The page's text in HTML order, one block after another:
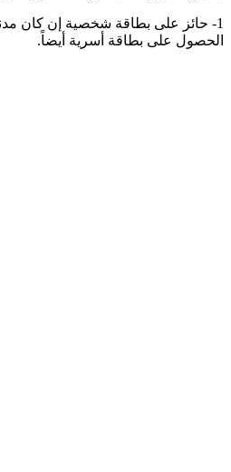
1- حائز على بطاقة شخصية إن كان
الحصول على بطاقة أسرية أيضاً.